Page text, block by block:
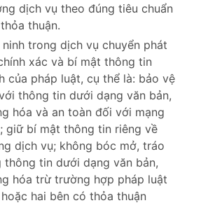
dịch vụ theo đúng tiêu chuẩn
thuận.
trong dịch vụ chuyển phát
xác và bí mật thông tin
của pháp luật, cụ thể là: bảo vệ
thông tin dưới dạng văn bản,
hóa và an toàn đối với mạng
giữ bí mật thông tin riêng về
dịch vụ; không bóc mở, tráo
thông tin dưới dạng văn bản,
hóa trừ trường hợp pháp luật
hai bên có thỏa thuận